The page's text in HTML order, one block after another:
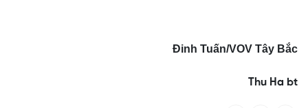
Đinh Tuấn/VOV Tây Bắc
Thu Ha bt